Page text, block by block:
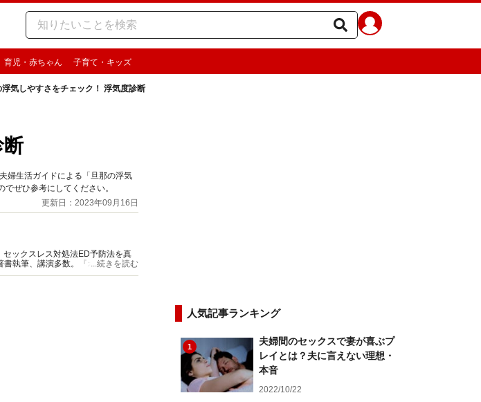
育児・赤ちゃん 子育て・キッズ
浮気しやすさをチェック！ 浮気度診断
婦生活ガイドによる「旦那の浮気
ぜひ参考にしてください。
更新日：2023年09月16日
ックスレス対処法ED予防法を真
執筆、講演多数。『オトナのお悩
...続きを読む
人気記事ランキング
1
夫婦間のセックスで妻が喜ぶプ
レイとは？夫に言えない理想・
本音
2022/10/22